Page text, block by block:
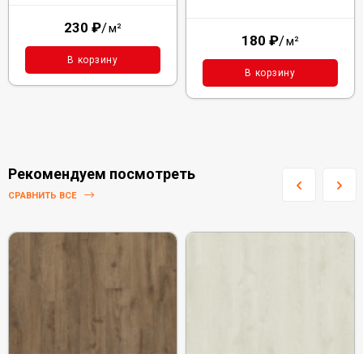
230 ₽/м²
В корзину
180 ₽/м²
В корзину
Рекомендуем посмотреть
СРАВНИТЬ ВСЕ